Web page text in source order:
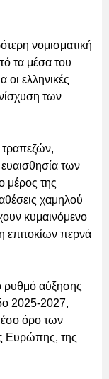
νομισματική
τα μέσα του
οι ελληνικές
των
τραπεζών,
των
μέρος της
χαμηλού
κυμαινόμενο
επιτοκίων περνά
ρυθμό αύξησης
2025-2027,
όρο των
Ευρώπης, της